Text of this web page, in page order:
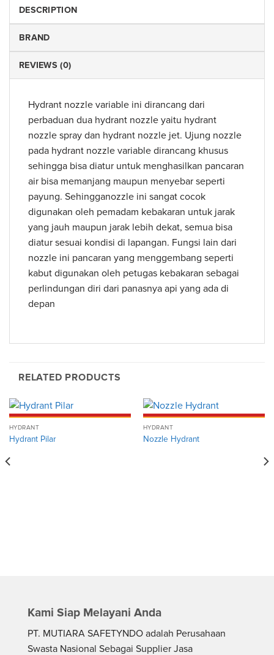
DESCRIPTION
BRAND
REVIEWS (0)
Hydrant nozzle variable ini dirancang dari
perbaduan dua hydrant nozzle yaitu hydrant
nozzle spray dan hydrant nozzle jet. Ujung nozzle
pada hydrant nozzle variable dirancang khusus
sehingga bisa diatur untuk menghasilkan pancaran
air bisa memanjang maupun menyebar seperti
payung. Sehingganozzle ini sangat cocok
digunakan oleh pemadam kebakaran untuk jarak
yang jauh maupun jarak lebih dekat, semua bisa
diatur sesuai kondisi di lapangan. Fungsi lain dari
nozzle ini pancaran yang menggembang seperti
kabut digunakan oleh petugas kebakaran sebagai
perlindungan diri dari panasnya api yang ada di
depan
RELATED PRODUCTS
HYDRANT
Hydrant Pilar
HYDRANT
Nozzle Hydrant
Kami Siap Melayani Anda
PT. MUTIARA SAFETYNDO adalah Perusahaan
Swasta Nasional Sebagai Supplier Jasa